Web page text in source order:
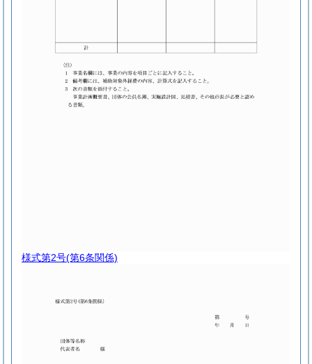
様式第2号(第6条関係)